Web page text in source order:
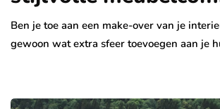
Ben je toe aan een make-over van je
gewoon wat extra sfeer toevoegen aan je